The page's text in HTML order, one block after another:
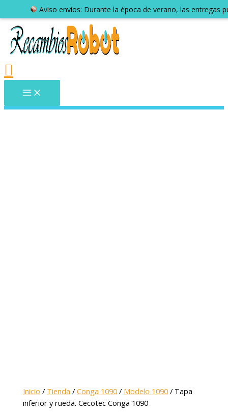
Aviso envíos: Durante la época de verano, las entregas
Inicio / Tienda /Conga 1090 / Modelo 1090 / Tapa
inferior y rueda. Cecotec Conga 1090